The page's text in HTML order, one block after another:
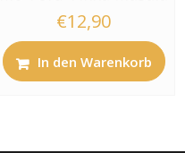
€12,90
In den Warenkorb